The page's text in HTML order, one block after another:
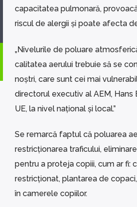
capacitatea pulmonară,
riscul de alergii și poate afecta
„Nivelurile de poluare
calitatea aerului trebuie să se
noștri, care sunt cei mai
directorul executiv al AEM,
UE, la nivel național și local.”
Se remarcă faptul că poluarea
restricționarea traficului,
pentru a proteja copiii, cum ar fi:
restricționat, plantarea de
în camerele copiilor.